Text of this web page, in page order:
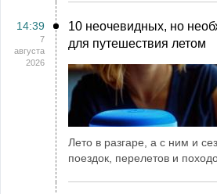
14:39
7
августа
2026
10 неочевидных, но
для путешествия летом
Лето в разгаре, а с ним и
поездок, перелетов и